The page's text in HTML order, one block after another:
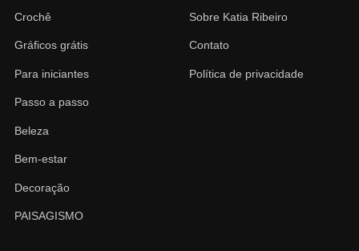
Crochê
Gráficos grátis
Para iniciantes
Passo a passo
Beleza
Bem-estar
Decoração
PAISAGISMO
Sobre Katia Ribeiro
Contato
Política de privacidade